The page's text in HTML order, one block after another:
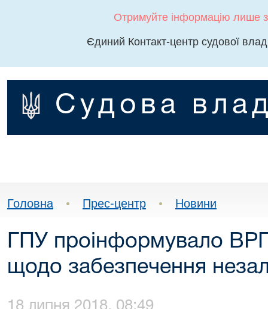
Отримуйте інформацію лише
Єдиний Контакт-центр судової
Судова
Головна • Прес-центр • Новини
ГПУ проінформувало
щодо забезпечення
18 липня 2018, 08:49